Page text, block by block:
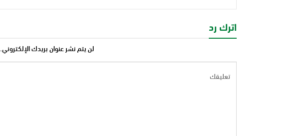
اترك رد
لن يتم نشر عنوان بريدك الإلكتروني.